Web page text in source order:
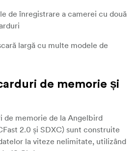
de înregistrare a camerei cu două
largă cu multe modele de
de memorie și
de memorie de la Angelbird
2.0 și SDXC) sunt construite
la viteze nelimitate, utilizând